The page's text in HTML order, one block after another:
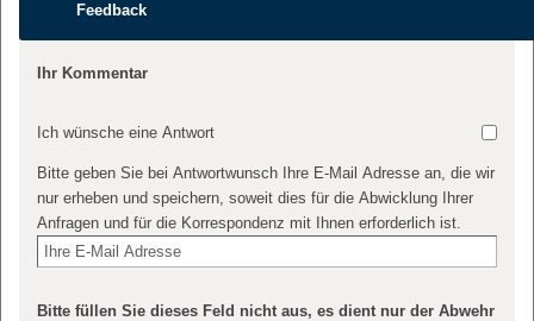
Feedback
Ihr Kommentar
Ich wünsche eine Antwort
Bitte geben Sie bei Antwortwunsch Ihre E-Mail Adresse an, die wir
nur erheben und speichern, soweit dies für die Abwicklung Ihrer
Anfragen und für die Korrespondenz mit Ihnen erforderlich ist.
Bitte füllen Sie dieses Feld nicht aus, es dient nur der Abwehr